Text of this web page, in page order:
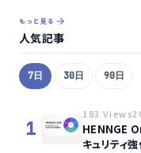
もっと見る
人気記事
7日 30日 90日
1
183 Views
HENNGE
キュリティ